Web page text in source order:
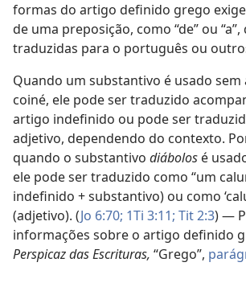
formas do artigo definido grego
de uma preposição, como “de” ou
traduzidas para o português ou
Quando um substantivo é usado
coiné, ele pode ser traduzido
artigo indefinido ou pode ser
adjetivo, dependendo do contexto.
quando o substantivo diábolos é
ele pode ser traduzido como “um
indefinido + substantivo) ou como
(adjetivo). (Jo 6:70; 1Ti 3:11; Tit 2:3) —
informações sobre o artigo definido
Perspicaz das Escrituras, “Grego”,